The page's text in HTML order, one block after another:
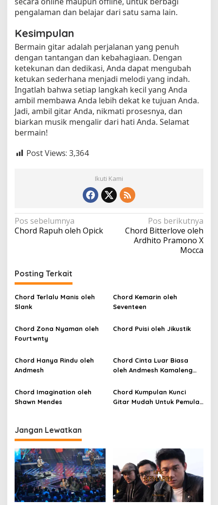
pengalaman dan belajar dari satu sama lain.
Kesimpulan
Bermain gitar adalah perjalanan yang penuh
dengan tantangan dan kebahagiaan. Dengan
ketekunan dan dedikasi, Anda dapat mengubah
ketukan sederhana menjadi melodi yang indah.
Ingatlah bahwa setiap langkah kecil yang Anda
ambil membawa Anda lebih dekat ke tujuan Anda.
Jadi, ambil gitar Anda, nikmati prosesnya, dan
biarkan musik mengalir dari hati Anda. Selamat
bermain!
Post Views: 3,364
Ikuti Kami
N
a
g
a
s
p
o
s
Pos sebelumnya
Chord Rapuh oleh Opick
Pos berikutnya
Chord Bitterlove oleh
Ardhito Pramono X
Mocca
Posting Terkait
Chord Terlalu Manis oleh
Slank
Chord Kemarin oleh
Seventeen
Chord Zona Nyaman oleh
Fourtwnty
Chord Puisi oleh Jikustik
Chord Hanya Rindu oleh
Andmesh
Chord Cinta Luar Biasa
oleh Andmesh Kamaleng
SKA)
Chord Imagination oleh
Shawn Mendes
Chord Kumpulan Kunci
Gitar Mudah Untuk Pemula
Jangan Lewatkan